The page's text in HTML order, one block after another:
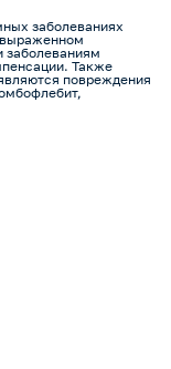
заболеваниях
выраженном
заболеваниям
Также
повреждения